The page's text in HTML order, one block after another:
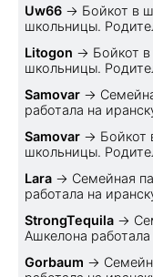
Uw66 → Бойкот в
школьницы.
Litogon → Бойкот
школьницы.
Samovar →
работала на
Samovar → Бойкот
школьницы.
Lara → Семейная
работала на
StrongTequila →
Ашкелона
Gorbaum →